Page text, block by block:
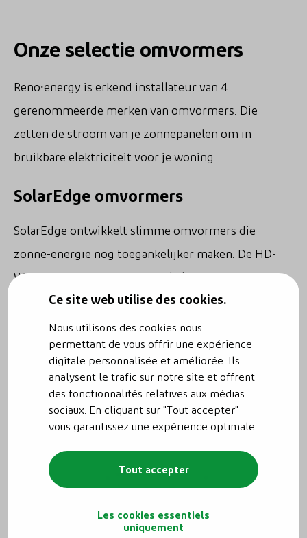
Ce site web utilise des cookies.
Nous utilisons des cookies nous
permettant de vous offrir une expérience
digitale personnalisée et améliorée. Ils
analysent le trafic sur notre site et offrent
des fonctionnalités relatives aux médias
sociaux. En cliquant sur "Tout accepter"
vous garantissez une expérience optimale.
Tout accepter
Les cookies essentiels
uniquement
Onze selectie omvormers
Reno⸱energy is erkend installateur van 4
gerenommeerde merken van omvormers. Die
zetten de stroom van je zonnepanelen om in
bruikbare elektriciteit voor je woning.
SolarEdge omvormers
SolarEdge ontwikkelt slimme omvormers die
zonne-energie nog toegankelijker maken. De HD-
Wave-omvormer is compact, licht, betrouwbaar,
energie-efficiënt en eenvoudig te installeren. Je
krijgt 20 jaar garantie op dit technologisch
hoogstandje.